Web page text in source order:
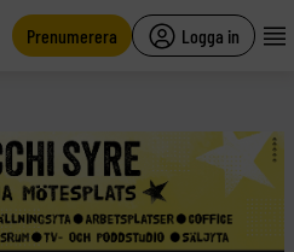
Prenumerera Logga in